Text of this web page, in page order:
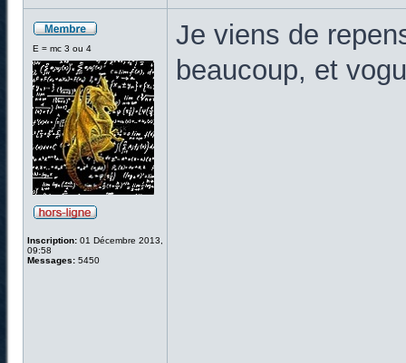
E = mc 3 ou 4
Inscription: 01 Décembre 2013,
09:58
Messages: 5450
Je viens de
beaucoup, et